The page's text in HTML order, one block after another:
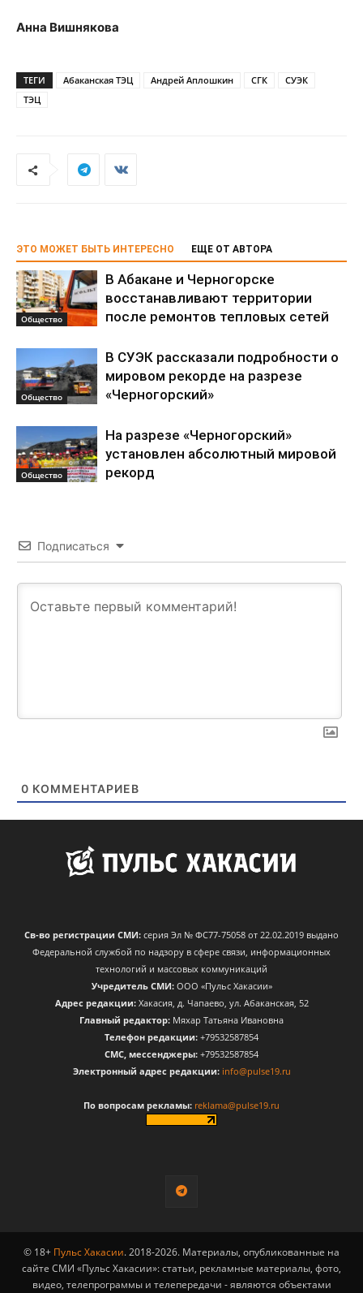
Анна Вишнякова
ТЕГИ Абаканская ТЭЦ Андрей Аплошкин СГК
СУЭК
ТЭЦ
ЭТО МОЖЕТ БЫТЬ ИНТЕРЕСНО ЕЩЕ ОТ АВТОРА
Общество
В Абакане и Черногорске
восстанавливают территории
после ремонтов тепловых сетей
Общество
В СУЭК рассказали подробности о
мировом рекорде на разрезе
«Черногорский»
Общество
На разрезе «Черногорский»
установлен абсолютный мировой
рекорд
Подписаться
0 КОММЕНТАРИЕВ
Св-во регистрации СМИ: серия Эл № ФС77-75058 от 22.02.2019 выдано
Федеральной службой по надзору в сфере связи, информационных
технологий и массовых коммуникаций
Учредитель СМИ:ООО «Пульс Хакасии»
Адрес редакции:Хакасия, д. Чапаево, ул. Абаканская, 52
Главный редактор: Мяхар Татьяна Ивановна
Телефон редакции: +79532587854
CМС, мессенджеры: +79532587854
Электронный адрес редакции: info@pulse19.ru
По вопросам рекламы: reklama@pulse19.ru
© 18+ Пульс Хакасии. 2018-2026. Материалы, опубликованные на
сайте СМИ «Пульс Хакасии»: статьи, рекламные материалы, фото,
видео, телепрограммы и телепередачи - являются объектами